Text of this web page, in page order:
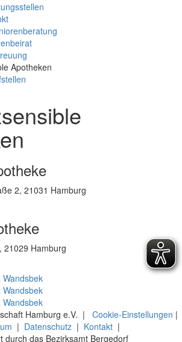
Apotheken
2, 21031 Hamburg
21029 Hamburg
Hamburg e.V. | Cookie-Einstellungen |
| Datenschutz | Kontakt |
durch das Bezirksamt Bergedorf